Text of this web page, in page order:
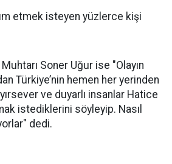
etmek isteyen yüzlerce kişi
Soner Uğur ise "Olayın
Türkiye’nin hemen her yerinden
ve duyarlı insanlar Hatice
istediklerini söyleyip. Nasıl
dedi.